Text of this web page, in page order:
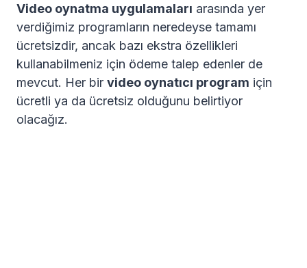
Video oynatma uygulamaları arasında yer
verdiğimiz programların neredeyse tamamı
ücretsizdir, ancak bazı ekstra özellikleri
kullanabilmeniz için ödeme talep edenler de
mevcut. Her bir video oynatıcı program için
ücretli ya da ücretsiz olduğunu belirtiyor
olacağız.